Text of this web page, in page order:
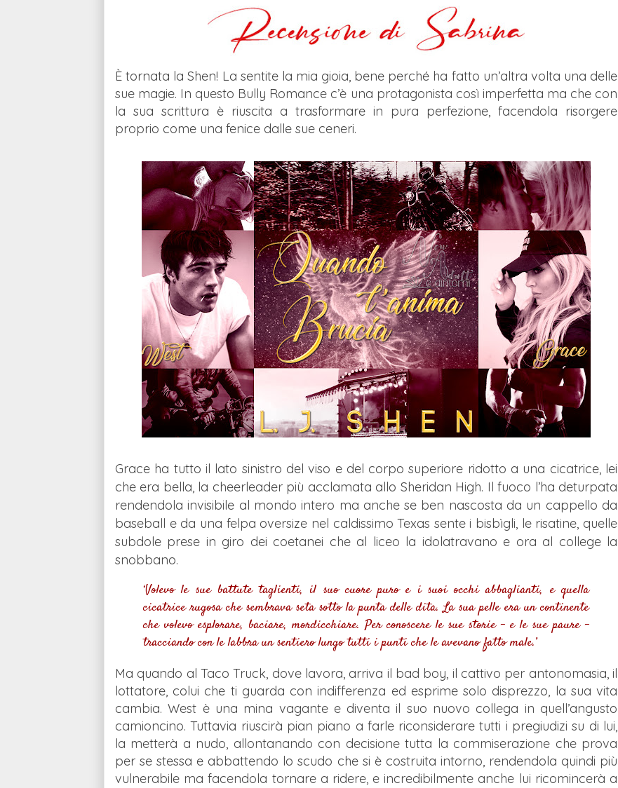
È tornata la Shen! La sentite la mia gioia, bene perché ha fatto un’altra volta una delle
sue magie. In questo Bully Romance c’è una protagonista così imperfetta ma che con
la sua scrittura è riuscita a trasformare in pura perfezione, facendola risorgere
proprio come una fenice dalle sue ceneri.
Grace ha tutto il lato sinistro del viso e del corpo superiore ridotto a una cicatrice, lei
che era bella, la cheerleader più acclamata allo Sheridan High. Il fuoco l’ha deturpata
rendendola invisibile al mondo intero ma anche se ben nascosta da un cappello da
baseball e da una felpa oversize nel caldissimo Texas sente i bisbìgli, le risatine, quelle
subdole prese in giro dei coetanei che al liceo la idolatravano e ora al college la
snobbano.
‘Volevo le sue battute taglienti, il suo cuore puro e i suoi occhi abbaglianti, e quella
cicatrice rugosa che sembrava seta sotto la punta delle dita. La sua pelle era un continente
che volevo esplorare, baciare, mordicchiare. Per conoscere le sue storie – e le sue paure –
tracciando con le labbra un sentiero lungo tutti i punti che le avevano fatto male.’
Ma quando al Taco Truck, dove lavora, arriva il bad boy, il cattivo per antonomasia, il
lottatore, colui che ti guarda con indifferenza ed esprime solo disprezzo, la sua vita
cambia. West è una mina vagante e diventa il suo nuovo collega in quell’angusto
camioncino. Tuttavia riuscirà pian piano a farle riconsiderare tutti i pregiudizi su di lui,
la metterà a nudo, allontanando con decisione tutta la commiserazione che prova
per se stessa e abbattendo lo scudo che si è costruita intorno, rendendola quindi più
vulnerabile ma facendola tornare a ridere, e incredibilmente anche lui ricomincerà a